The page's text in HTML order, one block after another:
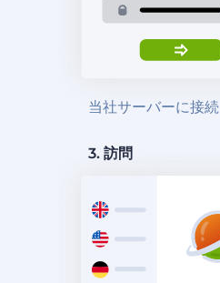
当社サーバーに接続
3. 訪問